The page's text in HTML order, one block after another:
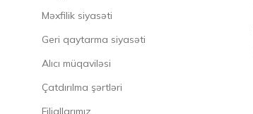
Məxfilik siyasəti
Geri qaytarma siyasəti
Alıcı müqaviləsi
Çatdırılma şərtləri
Filiallarımız